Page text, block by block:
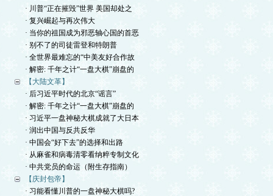
· 川普“正在摧毁”世界 美国却处之
· 复兴崛起与再次伟大
· 当你的祖国成为邪恶轴心国的首恶
· 别不了的司徒雷登和特朗普
· 全世界最难忘的“中美友好合作故
· 解密: 千年之计“一盘大棋”崩盘的
【大陆文革】
· 后习近平时代的北京“谣言”
· 解密: 千年之计“一盘大棋”崩盘的
· 习近平一盘神秘大棋成就了大日本
· 润出中国与反共反华
· 中国会“好下去”的选择和出路
· 从麻雀和病毒清零看纳粹专制文化
· 中共党员的命运（附生存指南）
【庆封包帝】
· 习能看懂川普的一盘神秘大棋吗?